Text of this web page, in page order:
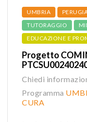
UMBRIA
TUTORAGGIO
EDUCAZIONE E
Progetto
Chiedi
Programma
CURA